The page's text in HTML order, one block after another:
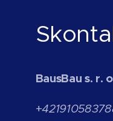
BausBau s. r.
+